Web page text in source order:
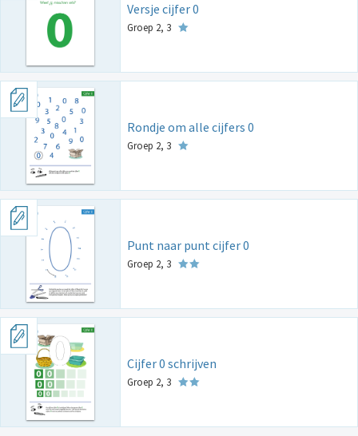
Versje cijfer 0
Groep 2, 3
Rondje om alle cijfers 0
Groep 2, 3
Punt naar punt cijfer 0
Groep 2, 3
Cijfer 0 schrijven
Groep 2, 3